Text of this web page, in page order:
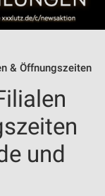
& Öffnungszeiten
und